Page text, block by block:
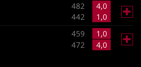
482
4,0
1,0
442

459
1,0
4,0
472
